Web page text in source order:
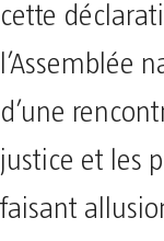
cette
l’Assemblée
d’une
justice et les
faisant